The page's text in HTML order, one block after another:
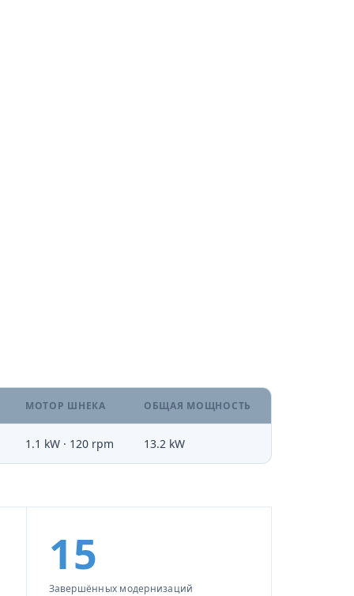
МОТОР ШНЕКА ОБЩАЯ МОЩНОСТЬ
1.1 kW · 120 rpm 13.2 kW
15
Завершённых модернизаций